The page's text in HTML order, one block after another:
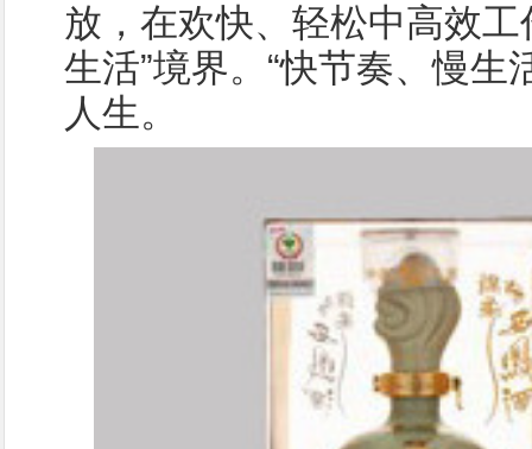
放，在欢快、轻松中高效工
生活”境界。“快节奏、慢生
人生。